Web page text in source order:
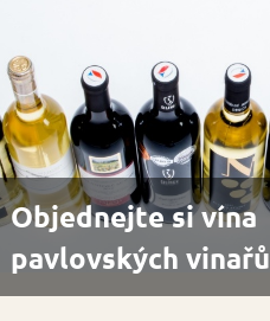
Objednejte si vína
pavlovských vinařů